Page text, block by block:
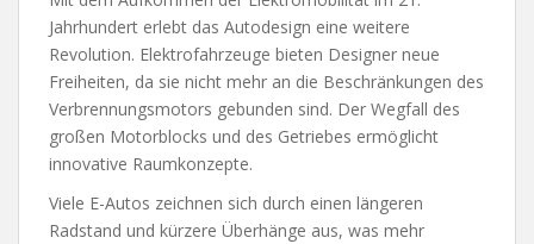
Jahrhundert erlebt das Autodesign eine weitere
Revolution. Elektrofahrzeuge bieten Designer neue
Freiheiten, da sie nicht mehr an die Beschränkungen des
Verbrennungsmotors gebunden sind. Der Wegfall des
großen Motorblocks und des Getriebes ermöglicht
innovative Raumkonzepte.
Viele E-Autos zeichnen sich durch einen längeren
Radstand und kürzere Überhänge aus, was mehr